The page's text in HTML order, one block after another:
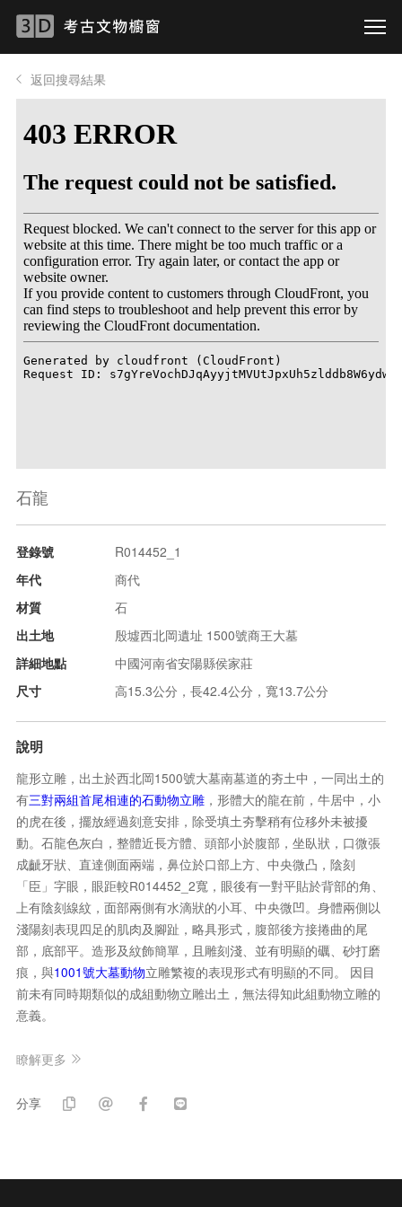
返回搜尋結果
石龍
登錄號
R014452_1
年代
商代
材質
石
出土地
殷墟西北岡遺址 1500號商王大墓
詳細地點
中國河南省安陽縣侯家莊
尺寸
高15.3公分，長42.4公分，寬13.7公分
說明
龍形立雕，出土於西北岡1500號大墓南墓道的夯土中，一同出土的
有三對兩組首尾相連的石動物立雕，形體大的龍在前，牛居中，小
的虎在後，擺放經過刻意安排，除受填土夯擊稍有位移外未被擾
動。石龍色灰白，整體近長方體、頭部小於腹部，坐臥狀，口微張
成齜牙狀、直達側面兩端，鼻位於口部上方、中央微凸，陰刻
「臣」字眼，眼距較R014452_2寬，眼後有一對平貼於背部的角、
上有陰刻線紋，面部兩側有水滴狀的小耳、中央微凹。身體兩側以
淺陽刻表現四足的肌肉及腳趾，略具形式，腹部後方接捲曲的尾
部，底部平。造形及紋飾簡單，且雕刻淺、並有明顯的礪、砂打磨
痕，與1001號大墓動物立雕繁複的表現形式有明顯的不同。 因目
前未有同時期類似的成組動物立雕出土，無法得知此組動物立雕的
意義。
瞭解更多
分享